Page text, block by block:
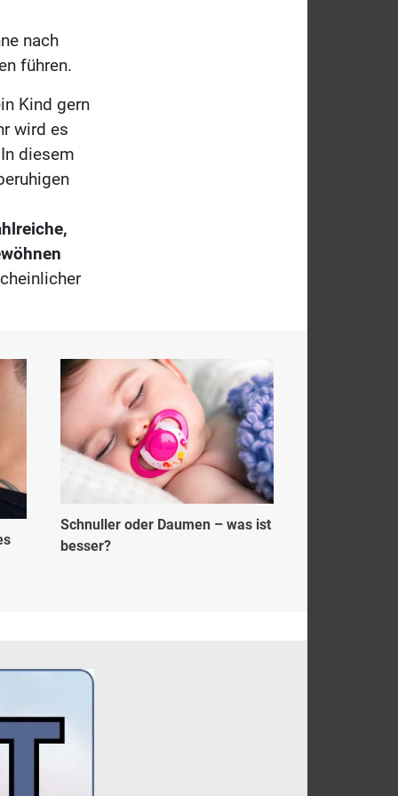
nach
führen.
Kind gern
wird es
diesem
Schnuller oder Daumen – was ist
besser?